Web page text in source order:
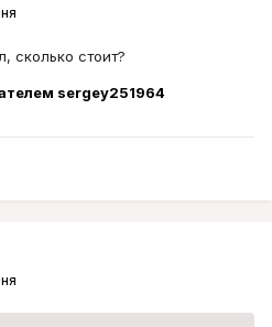
сколько стоит?
sergey251964